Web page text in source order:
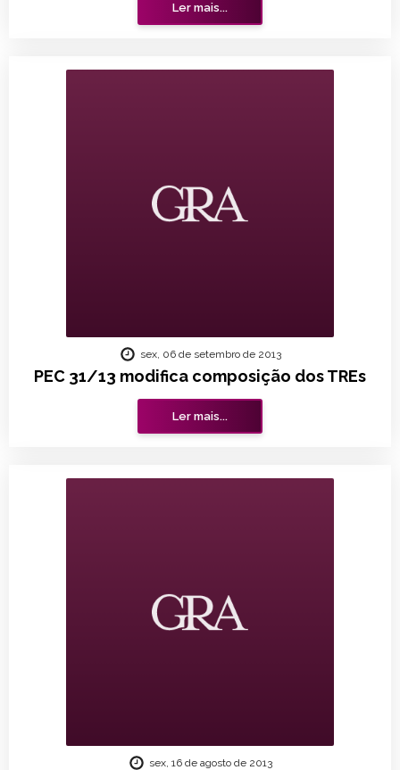
Ler mais...
PEC 31/13 modifica composição dos TREs
sex, 06 de setembro de 2013
Ler mais...
sex, 16 de agosto de 2013